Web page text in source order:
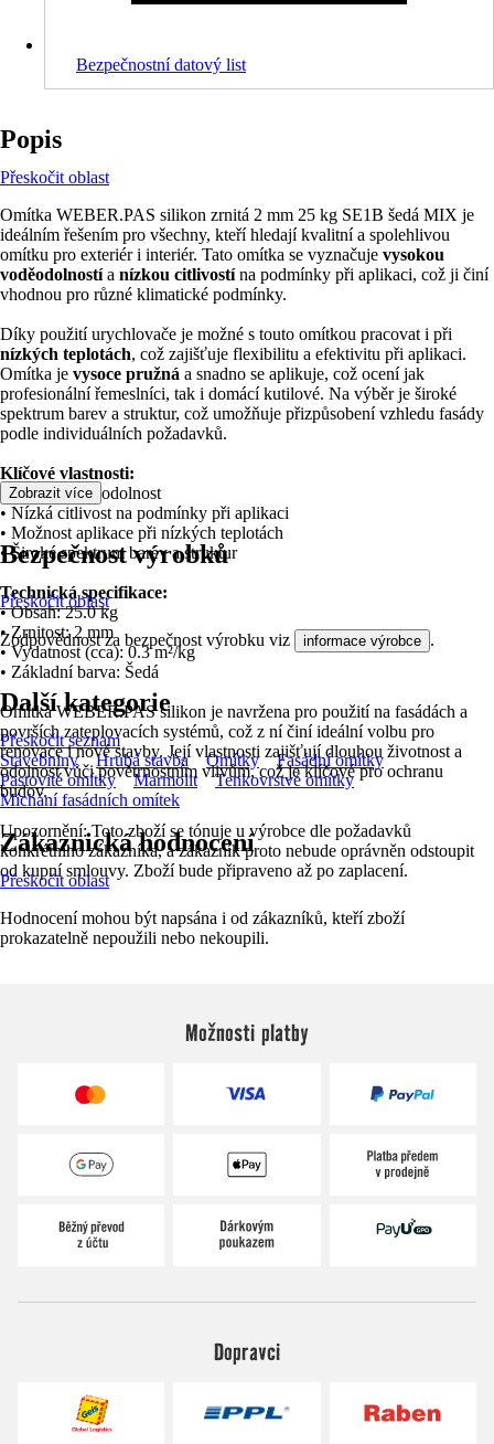
Bezpečnostní datový list
Popis
Přeskočit oblast
Omítka WEBER.PAS silikon zrnitá 2 mm 25 kg SE1B šedá MIX je
ideálním řešením pro všechny, kteří hledají kvalitní a spolehlivou
omítku pro exteriér i interiér. Tato omítka se vyznačuje vysokou
voděodolnostía nízkou citlivostína podmínky při aplikaci, což ji činí
vhodnou pro různé klimatické podmínky.
Díky použití urychlovače je možné s touto omítkou pracovat i při
nízkých teplotách, což zajišťuje flexibilitu a efektivitu při aplikaci.
Omítka je vysoce pružná a snadno se aplikuje, což ocení jak
profesionální řemeslníci, tak i domácí kutilové. Na výběr je široké
spektrum barev a struktur, což umožňuje přizpůsobení vzhledu fasády
podle individuálních požadavků.
Klíčové vlastnosti:
• Vysoká voděodolnost
• Nízká citlivost na podmínky při aplikaci
• Možnost aplikace při nízkých teplotách
• Široké spektrum barev a struktur
Technická specifikace:
• Obsah: 25.0 kg
• Zrnitost: 2 mm
• Vydatnost (cca): 0.3 m²/kg
• Základní barva: Šedá
Omítka WEBER.PAS silikon je navržena pro použití na fasádách a
površích zateplovacích systémů, což z ní činí ideální volbu pro
renovace i nové stavby. Její vlastnosti zajišťují dlouhou životnost a
odolnost vůči povětrnostním vlivům, což je klíčové pro ochranu
budov.
Upozornění: Toto zboží se tónuje u výrobce dle požadavků
konkrétního zákazníka, a zákazník proto nebude oprávněn odstoupit
od kupní smlouvy. Zboží bude připraveno až po zaplacení.
Zobrazit více
Bezpečnost výrobků
Přeskočit oblast
Zodpovědnost za bezpečnost výrobku viz informace výrobce .
Další kategorie
Přeskočit seznam
Stavebniny
Hrubá stavba Omítky
Fasádní omítky
Pastovité omítky
Marmolit
Tenkovrstvé omítky
Míchání fasádních omítek
Zákaznická hodnocení
Přeskočit oblast
Hodnocení mohou být napsána i od zákazníků, kteří zboží
prokazatelně nepoužili nebo nekoupili.
Možnosti platby
Dopravci